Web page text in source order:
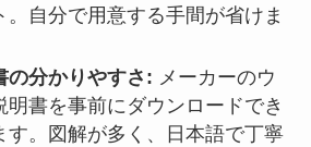
。自分で用意する手間が省けま
の分かりやすさ: メーカーのウ
明書を事前にダウンロードでき
す。図解が多く、日本語で丁寧